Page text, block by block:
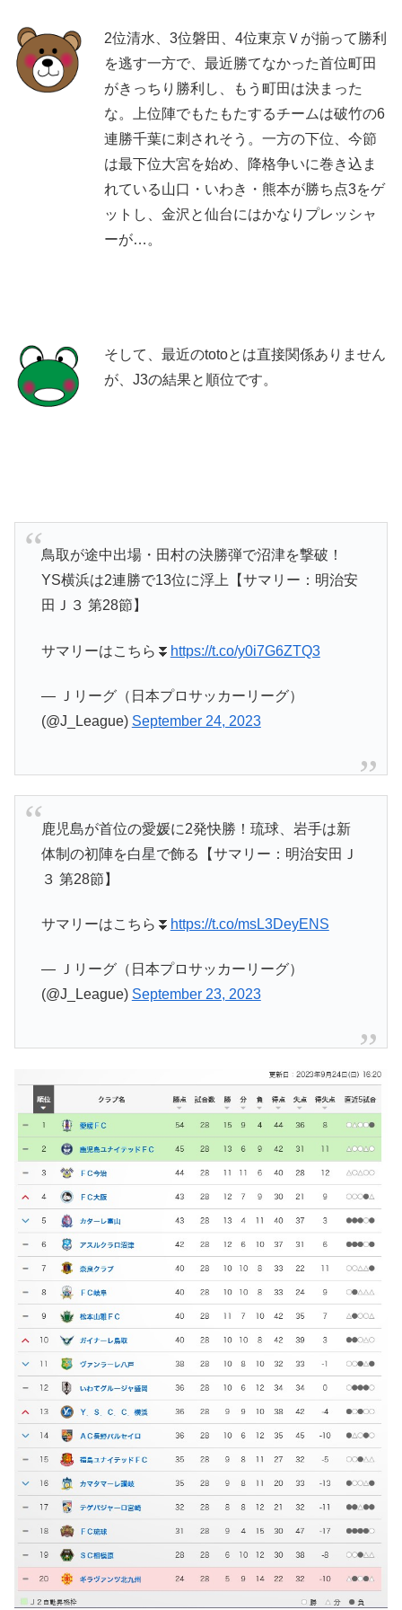
2位清水、3位磐田、4位東京Ｖが揃って勝利
を逃す一方で、最近勝てなかった首位町田
がきっちり勝利し、もう町田は決まった
な。上位陣でもたもたするチームは破竹の6
連勝千葉に刺されそう。一方の下位、今節
は最下位大宮を始め、降格争いに巻き込ま
れている山口・いわき・熊本が勝ち点3をゲ
ットし、金沢と仙台にはかなりプレッシャ
ーが…。
そして、最近のtotoとは直接関係ありません
が、J3の結果と順位です。
鳥取が途中出場・田村の決勝弾で沼津を撃破！
YS横浜は2連勝で13位に浮上【サマリー：明治安
田Ｊ３ 第28節】
サマリーはこちら⏬ https://t.co/y0i7G6ZTQ3
— Ｊリーグ（日本プロサッカーリーグ）
(@J_League) September 24, 2023
鹿児島が首位の愛媛に2発快勝！琉球、岩手は新
体制の初陣を白星で飾る【サマリー：明治安田Ｊ
３ 第28節】
サマリーはこちら⏬ https://t.co/msL3DeyENS
— Ｊリーグ（日本プロサッカーリーグ）
(@J_League) September 23, 2023